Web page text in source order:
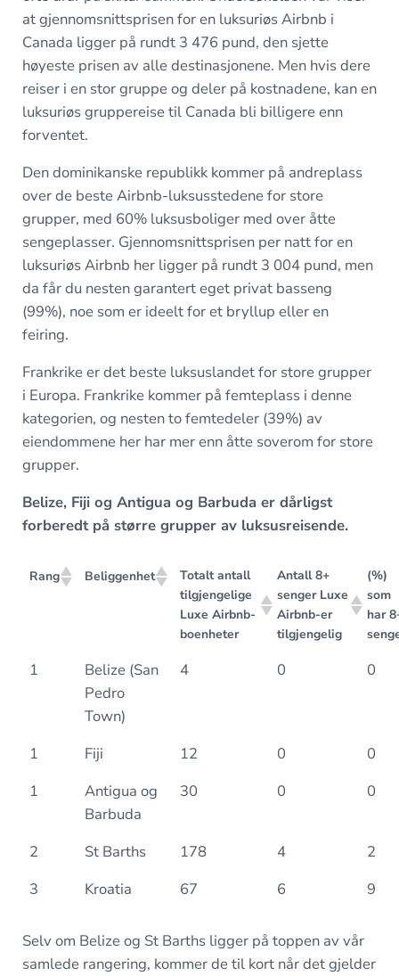
at gjennomsnittsprisen for en luksuriøs Airbnb i
Canada ligger på rundt 3 476 pund, den sjette
høyeste prisen av alle destinasjonene. Men hvis dere
reiser i en stor gruppe og deler på kostnadene, kan en
luksuriøs gruppereise til Canada bli billigere enn
forventet.
Den dominikanske republikk kommer på andreplass
over de beste Airbnb-luksusstedene for store
grupper, med 60% luksusboliger med over åtte
sengeplasser. Gjennomsnittsprisen per natt for en
luksuriøs Airbnb her ligger på rundt 3 004 pund, men
da får du nesten garantert eget privat basseng
(99%), noe som er ideelt for et bryllup eller en
feiring.
Frankrike er det beste luksuslandet for store grupper
i Europa. Frankrike kommer på femteplass i denne
kategorien, og nesten to femtedeler (39%) av
eiendommene her har mer enn åtte soverom for store
grupper.
Belize, Fiji og Antigua og Barbuda er dårligst
forberedt på større grupper av luksusreisende.
Rang Beliggenhet
Totalt antall
tilgjengelige
Luxe Airbnb-
boenheter
Antall 8+
senger Luxe
Airbnb-er
tilgjengelig
(%)
som
har
1
Belize (San
Pedro
Town)
4 0 0
1 Fiji 12 0
0
1
Antigua og
Barbuda
30 0 0
2 St Barths 178 4
2
3
Kroatia 67 6 9
Selv om Belize og St Barths ligger på toppen av vår
samlede rangering, kommer de til kort når det gjelder